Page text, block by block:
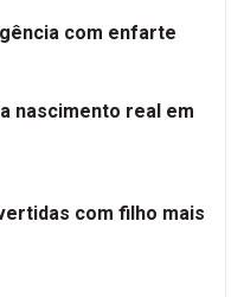
com enfarte
nascimento real em
com filho mais